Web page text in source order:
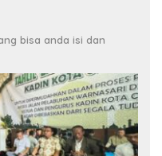
bisa anda isi dan